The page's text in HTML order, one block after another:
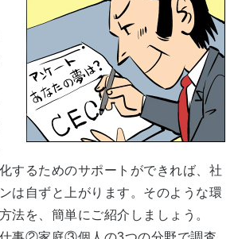
するためのサポートができれば、社
は自ずと上がります。そのような環
法を、簡単にご紹介しましょう。